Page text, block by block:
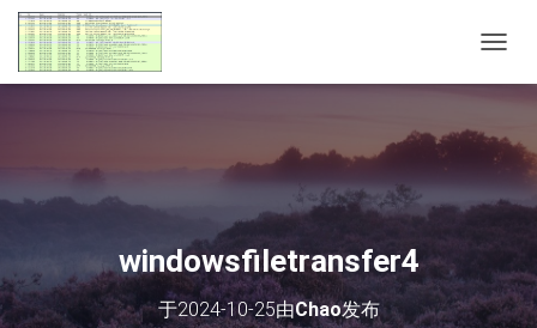
换
windowsfiletransfer4
于2024-10-25由Chao发布